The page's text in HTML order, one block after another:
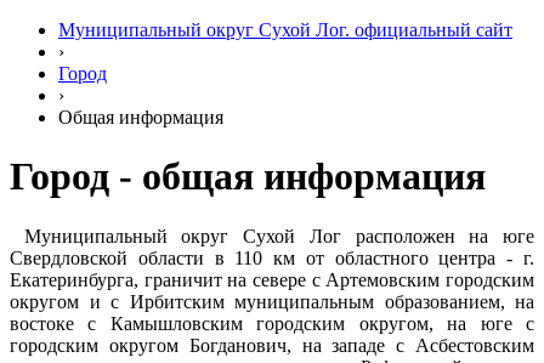
Муниципальный округ Сухой Лог. официальный сайт
›
Город
›
Общая информация
Город - общая информация
Муниципальный
округ Сухой Лог расположен на юге
Свердловской области в 110 км от областного центра - г.
Екатеринбурга, граничит на севере с Артемовским городским
округом и с Ирбитским муниципальным образованием, на
востоке с Камышловским городским округом, на юге с
городским округом Богданович, на западе с Асбестовским